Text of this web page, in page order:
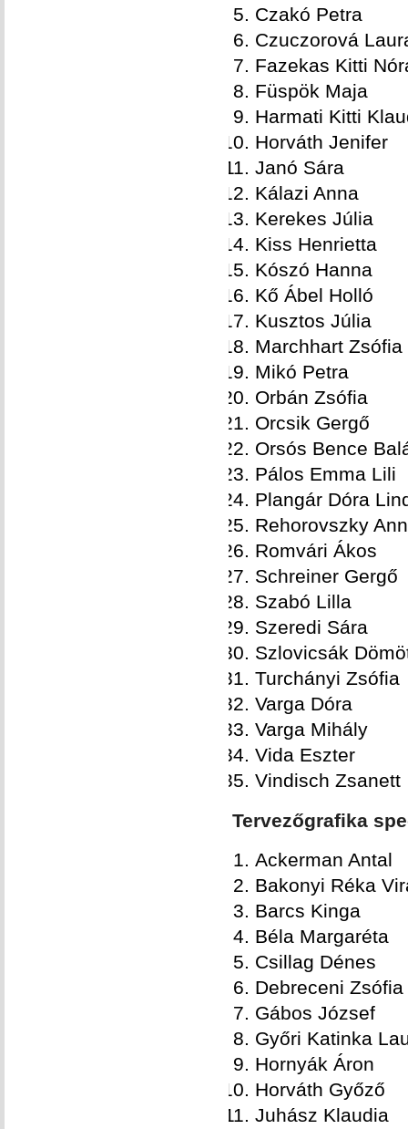
Czakó Petra
Czuczorová
Fazekas Kitti
Füspök Maja
Harmati Kitti
Horváth Jenifer
Janó Sára
Kálazi Anna
Kerekes Júlia
Kiss Henrietta
Kószó Hanna
Kő Ábel Holló
Kusztos Júlia
Marchhart Zsófia
Mikó Petra
Orbán Zsófia
Orcsik Gergő
Orsós Bence
Pálos Emma Lili
Plangár Dóra
Rehorovszky
Romvári Ákos
Schreiner Gergő
Szabó Lilla
Szeredi Sára
Szlovicsák
Turchányi Zsófia
Varga Dóra
Varga Mihály
Vida Eszter
Vindisch Zsanett
Tervezőgrafika
Ackerman Antal
Bakonyi Réka
Barcs Kinga
Béla Margaréta
Csillag Dénes
Debreceni Zsófia
Gábos József
Győri Katinka
Hornyák Áron
Horváth Győző
Juhász Klaudia